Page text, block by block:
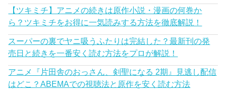
【ツキミチ】アニメの続きは原作小説・漫画の何巻か
ら？ツキミチをお得に一気読みする方法を徹底解説！
スーパーの裏でヤニ吸うふたりは完結した？最新刊の発
売日と続きを一番安く読む方法をプロが解説！
アニメ『片田舎のおっさん、剣聖になる 2期』見逃し配信
はどこ？ABEMAでの視聴法と原作を安く読む方法